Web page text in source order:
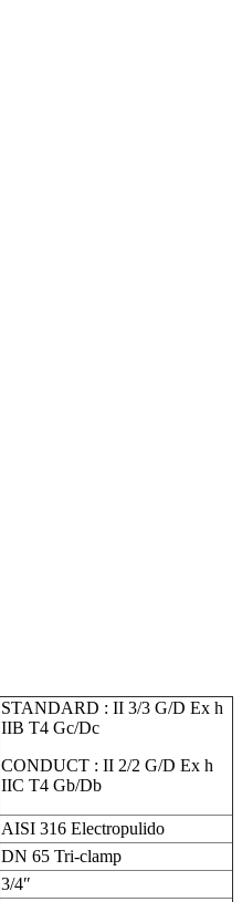
STANDARD : II 3/3 G/D Ex h
IIB T4 Gc/Dc
CONDUCT : II 2/2 G/D Ex h
IIC T4 Gb/Db
AISI 316 Electropulido
DN 65 Tri-clamp
3/4″